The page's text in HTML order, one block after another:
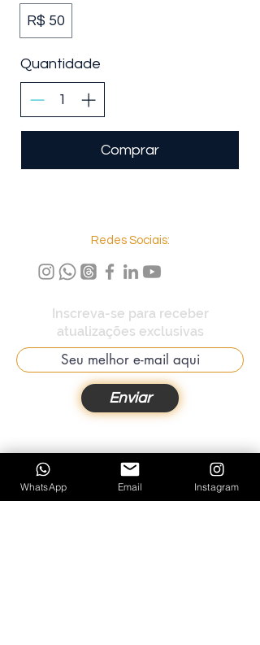
R$ 50
Quantidade
Comprar
Redes Sociais:
Inscreva-se para receber
atualizações exclusivas
Enviar
WhatsApp Email Instagram